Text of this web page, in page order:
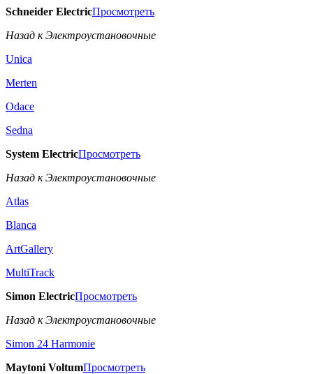
Schneider ElectricПросмотреть
Назад к Электроустановочные
Unica
Merten
Odace
Sedna
System ElectricПросмотреть
Назад к Электроустановочные
Atlas
Blanca
ArtGallery
MultiTrack
Simon ElectricПросмотреть
Назад к Электроустановочные
Simon 24 Harmonie
Maytoni VoltumПросмотреть